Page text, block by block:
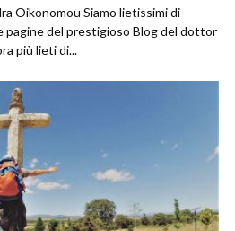
Oikonomou Siamo lietissimi di
pagine del prestigioso Blog del dottor
più lieti di...